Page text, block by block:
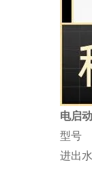
电启
型号
进出